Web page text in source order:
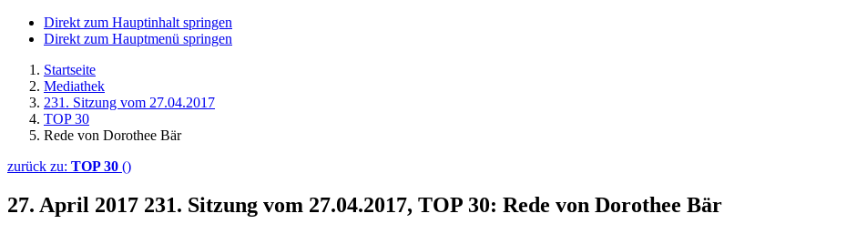
Direkt zum Hauptinhalt springen
Direkt zum Hauptmenü springen
Startseite
Mediathek
231. Sitzung vom 27.04.2017
TOP 30
Rede von Dorothee Bär
zurück zu: TOP 30 ()
27. April 2017 231. Sitzung vom 27.04.2017, TOP 30: Rede von Dorothee Bär